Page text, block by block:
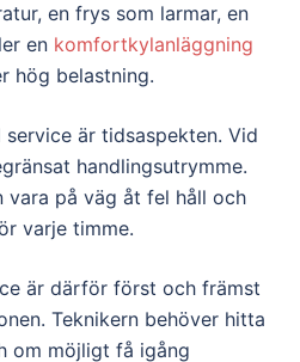
en frys som larmar, en
en komfortkylanläggning
hög belastning.
är tidsaspekten. Vid
handlingsutrymme.
vara på väg åt fel håll och
varje timme.
är därför först och främst
Teknikern behöver hitta
om möjligt få igång